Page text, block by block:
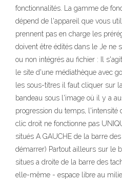
fonctionnalités. La gamme de
dépend de l'appareil que vous
prennent pas en charge les
doivent être édités dans le Je ne
ou non intégrés au fichier : Il
le site d'une médiathèque avec
les sous-titres il faut cliquer sur
bandeau sous l'image où il y a
progression du temps, l'intensité
clic droit ne fonctionne pas
situés A GAUCHE de la barre
démarrer) Partout ailleurs sur le
situes a droite de la barre des
elle-même - espace libre au